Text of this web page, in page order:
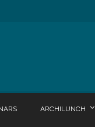
ARCHILUNCH